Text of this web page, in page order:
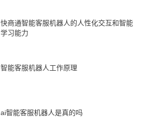
快商通智能客服机器人的人性化交互和智能
学习能力
智能客服机器人工作原理
ai智能客服机器人是真的吗